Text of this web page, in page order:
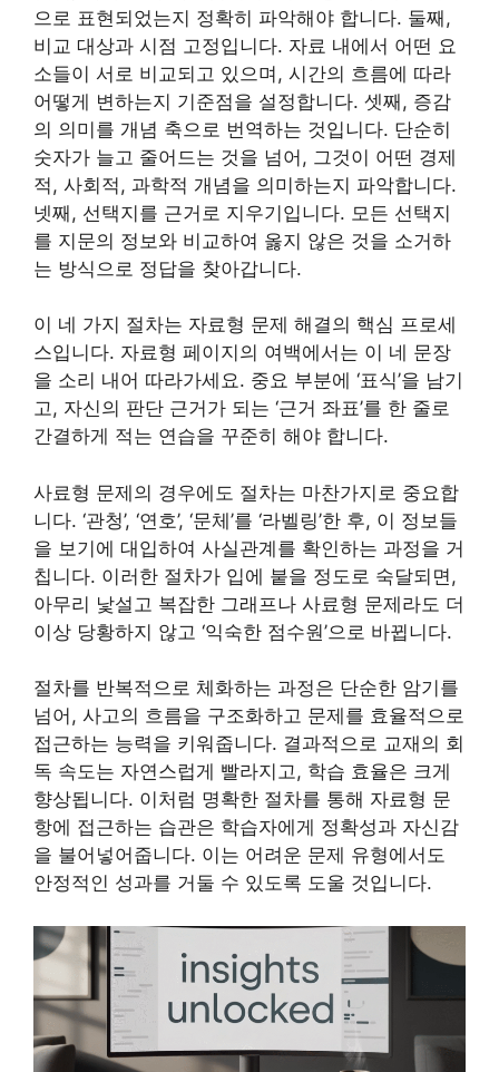
으로 표현되었는지 정확히 파악해야 합니다. 둘째,
비교 대상과 시점 고정입니다. 자료 내에서 어떤 요
소들이 서로 비교되고 있으며, 시간의 흐름에 따라
어떻게 변하는지 기준점을 설정합니다. 셋째, 증감
의 의미를 개념 축으로 번역하는 것입니다. 단순히
숫자가 늘고 줄어드는 것을 넘어, 그것이 어떤 경제
적, 사회적, 과학적 개념을 의미하는지 파악합니다.
넷째, 선택지를 근거로 지우기입니다. 모든 선택지
를 지문의 정보와 비교하여 옳지 않은 것을 소거하
는 방식으로 정답을 찾아갑니다.
이 네 가지 절차는 자료형 문제 해결의 핵심 프로세
스입니다. 자료형 페이지의 여백에서는 이 네 문장
을 소리 내어 따라가세요. 중요 부분에 ‘표식’을 남기
고, 자신의 판단 근거가 되는 ‘근거 좌표’를 한 줄로
간결하게 적는 연습을 꾸준히 해야 합니다.
사료형 문제의 경우에도 절차는 마찬가지로 중요합
니다. ‘관청’, ‘연호’, ‘문체’를 ‘라벨링’한 후, 이 정보들
을 보기에 대입하여 사실관계를 확인하는 과정을 거
칩니다. 이러한 절차가 입에 붙을 정도로 숙달되면,
아무리 낯설고 복잡한 그래프나 사료형 문제라도 더
이상 당황하지 않고 ‘익숙한 점수원’으로 바뀝니다.
절차를 반복적으로 체화하는 과정은 단순한 암기를
넘어, 사고의 흐름을 구조화하고 문제를 효율적으로
접근하는 능력을 키워줍니다. 결과적으로 교재의 회
독 속도는 자연스럽게 빨라지고, 학습 효율은 크게
향상됩니다. 이처럼 명확한 절차를 통해 자료형 문
항에 접근하는 습관은 학습자에게 정확성과 자신감
을 불어넣어줍니다. 이는 어려운 문제 유형에서도
안정적인 성과를 거둘 수 있도록 도울 것입니다.